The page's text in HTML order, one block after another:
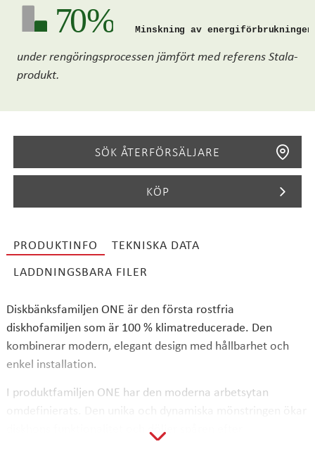
70 % Minskning av energiförbrukningen
under rengöringsprocessen jämfört med referens Stala-
produkt.
SÖK ÅTERFÖRSÄLJARE
SÖK
KÖP
PRODUKTINFO
TEKNISKA DATA
LADDNINGSBARA FILER
Diskbänksfamiljen ONE är den första rostfria
diskhofamiljen som är 100 % klimatreducerade. Den
kombinerar modern, elegant design med hållbarhet och
enkel installation.
I produktfamiljen ONE har den moderna arbetsytan
diskhons funktionalitet och döljer spåren efter